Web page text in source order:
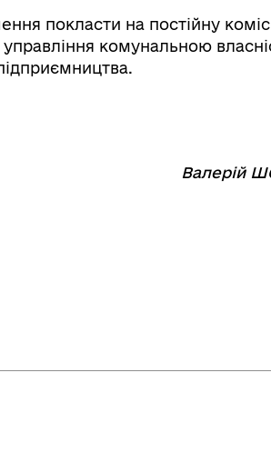
покласти на постійну
комунальною
Валерій